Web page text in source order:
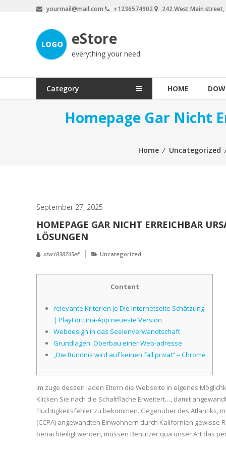
yourmail@mail.com +1236574902 242 West Main
eStore
everything your need
Category HOME
Homepage Gar Nicht
Home ⁄ Uncategorized
September 27, 2025
HOMEPAGE GAR NICHT ERREICHBAR
LÖSUNGEN
xtw1838745ef Uncategorized
Content
relevante Kriterien je Die Internetseite Schätzung
| PlayFortuna-App neueste Version
Webdesign in das Seelenverwandtschaft
Grundlagen: Oberbau einer Web-adresse
„Die Bündnis wird auf keinen fall privat“ – Chrome
Im zuge dessen laden Eltern die Webseite in eigenes
Klicken Sie nach die Schaltfläche Erweitert…, damit
Flüchtigkeitsfehler zu bekommen. Gegenüber des Atlantiks,
(CCPA) angewandten Einwohnern durch Kalifornien
benachteiligt werden, müssen Benützer qua unser Art das